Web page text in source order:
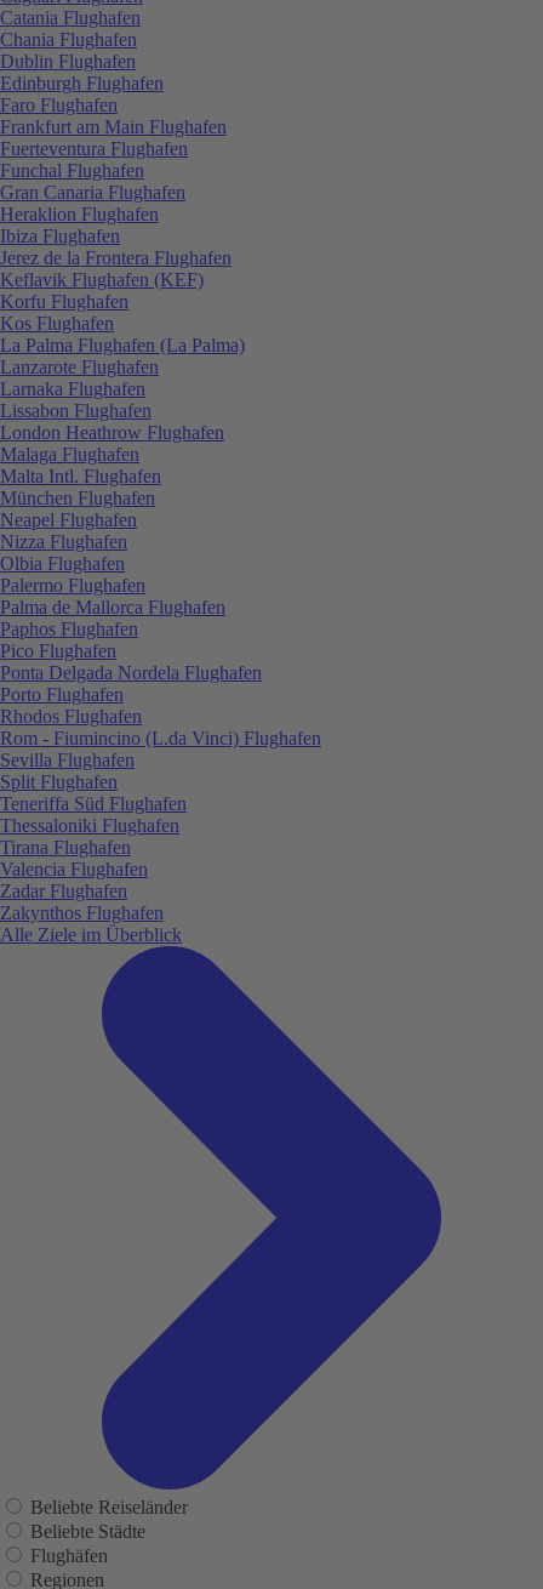
Catania Flughafen
Chania Flughafen
Dublin Flughafen
Edinburgh Flughafen
Faro Flughafen
Frankfurt am Main Flughafen
Fuerteventura Flughafen
Funchal Flughafen
Gran Canaria Flughafen
Heraklion Flughafen
Ibiza Flughafen
Jerez de la Frontera Flughafen
Keflavik Flughafen (KEF)
Korfu Flughafen
Kos Flughafen
La Palma Flughafen (La Palma)
Lanzarote Flughafen
Larnaka Flughafen
Lissabon Flughafen
London Heathrow Flughafen
Malaga Flughafen
Malta Intl. Flughafen
München Flughafen
Neapel Flughafen
Nizza Flughafen
Olbia Flughafen
Palermo Flughafen
Palma de Mallorca Flughafen
Paphos Flughafen
Pico Flughafen
Ponta Delgada Nordela Flughafen
Porto Flughafen
Rhodos Flughafen
Rom - Fiumincino (L.da Vinci) Flughafen
Sevilla Flughafen
Split Flughafen
Teneriffa Süd Flughafen
Thessaloniki Flughafen
Tirana Flughafen
Valencia Flughafen
Zadar Flughafen
Zakynthos Flughafen
Alle Ziele im Überblick
Beliebte Reiseländer
Beliebte Städte
Flughäfen
Regionen